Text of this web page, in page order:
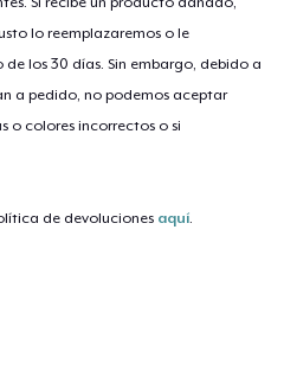
lo reemplazaremos o le
los 30 días. Sin embargo, debido a
a pedido, no podemos aceptar
o colores incorrectos o si
de devoluciones aquí.